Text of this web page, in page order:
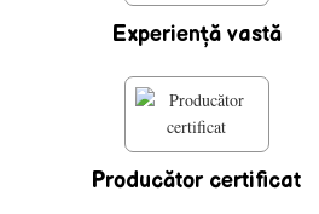
Experienţă vastă
Producător certificat